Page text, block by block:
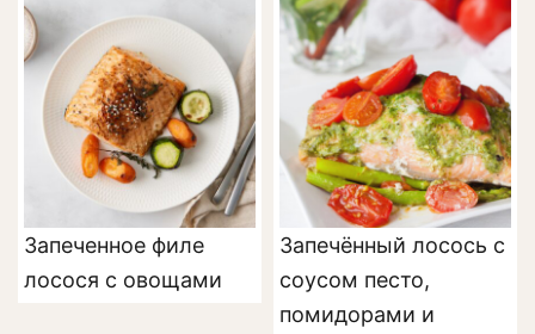
Запеченное филе
лосося с овощами
Запечённый лосось с
соусом песто,
помидорами и